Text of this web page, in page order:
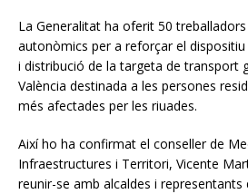
La Generalitat ha oferit 50
autonòmics per a reforçar el dispositiu
i distribució de la targeta de transport
València destinada a les persones
més afectades per les riuades.
Així ho ha confirmat el conseller de
Infraestructures i Territori, Vicente
reunir-se amb alcaldes i representants